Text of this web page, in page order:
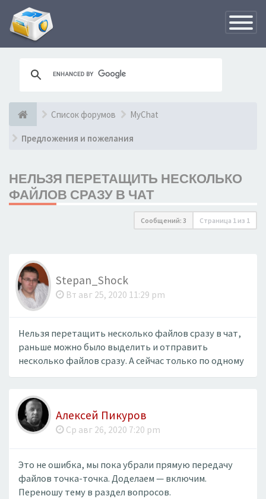
Список форумов MyChat
Предложения и пожелания
НЕЛЬЗЯ ПЕРЕТАЩИТЬ НЕСКОЛЬКО
ФАЙЛОВ СРАЗУ В ЧАТ
Сообщений: 3 Страница 1 из 1
Stepan_Shock
Вт авг 25, 2020 11:29 pm
Нельзя перетащить несколько файлов сразу в чат,
раньше можно было выделить и отправить
несколько файлов сразу. А сейчас только по одному
Алексей Пикуров
Ср авг 26, 2020 7:20 pm
Это не ошибка, мы пока убрали прямую передачу
файлов точка-точка. Доделаем — включим.
Переношу тему в раздел вопросов.